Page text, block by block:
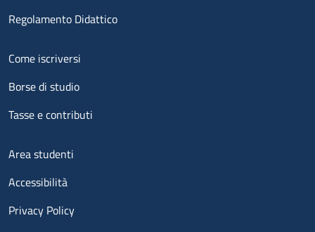
Regolamento Didattico
Menu footer 2
Come iscriversi
Borse di studio
Tasse e contributi
Menu footer 3
Area studenti
Accessibilità
Privacy Policy